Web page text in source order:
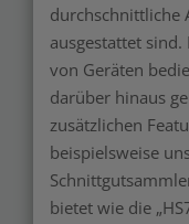
durchschnittliche
ausgestattet
von Geräten
darüber hinaus
zusätzlichen
beispielsweise
bietet wie die